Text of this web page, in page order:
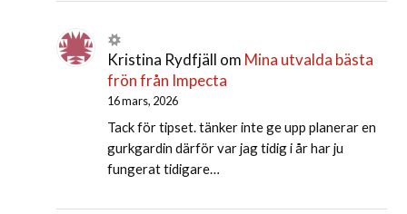
Kristina Rydfjäll om Mina utvalda bästa
frön från Impecta
16 mars, 2026
Tack för tipset. tänker inte ge upp planerar en
gurkgardin därför var jag tidig i år har ju
fungerat tidigare…